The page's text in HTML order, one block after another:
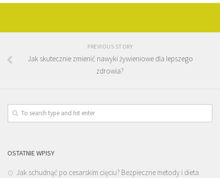
PREVIOUS STORY
Jak skutecznie zmienić nawyki żywieniowe dla lepszego
zdrowia?
OSTATNIE WPISY
Jak schudnąć po cesarskim cięciu? Bezpieczne metody i dieta